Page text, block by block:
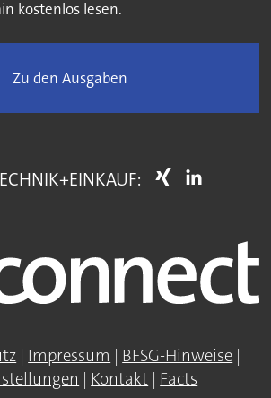
kostenlos lesen.
Zu den Ausgaben
| Impressum | BFSG-Hinweise |
| Kontakt | Facts